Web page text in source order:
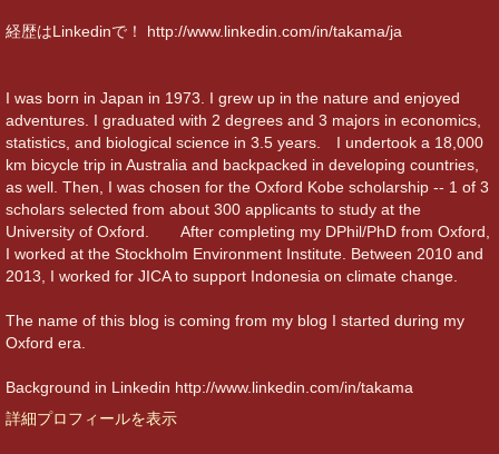
経歴はLinkedinで！ http://www.linkedin.com/in/takama/ja
I was born in Japan in 1973. I grew up in the nature and enjoyed
adventures. I graduated with 2 degrees and 3 majors in economics,
statistics, and biological science in 3.5 years. I undertook a 18,000
km bicycle trip in Australia and backpacked in developing countries,
as well. Then, I was chosen for the Oxford Kobe scholarship -- 1 of 3
scholars selected from about 300 applicants to study at the
University of Oxford. After completing my DPhil/PhD from Oxford,
I worked at the Stockholm Environment Institute. Between 2010 and
2013, I worked for JICA to support Indonesia on climate change.
The name of this blog is coming from my blog I started during my
Oxford era.
Background in Linkedin http://www.linkedin.com/in/takama
詳細プロフィールを表示